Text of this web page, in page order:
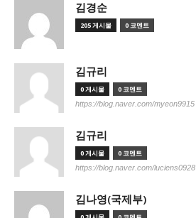
김경순
205 게시물 0 코멘트
김규리
0 게시물 0 코멘트
https://blog.naver.com/myeon9915
김규리
0 게시물 0 코멘트
https://blog.naver.com/luciens0928
김나영(국제부)